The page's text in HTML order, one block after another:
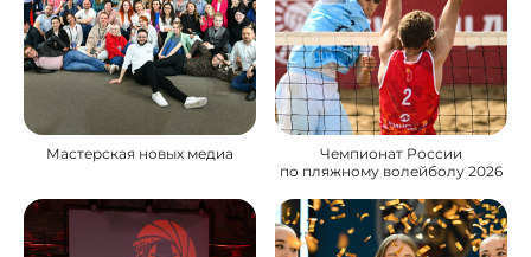
Мастерская новых медиа
Чемпионат России
по пляжному волейболу 2026